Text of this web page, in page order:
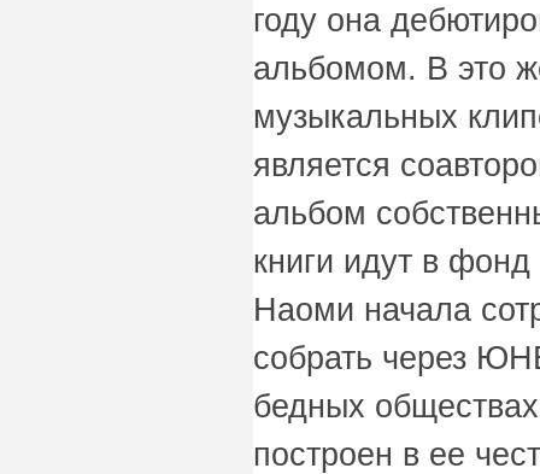
году она
альбомом. В это
музыкальных
является
альбом
книги идут в
Наоми начала
собрать через
бедных
построен в ее